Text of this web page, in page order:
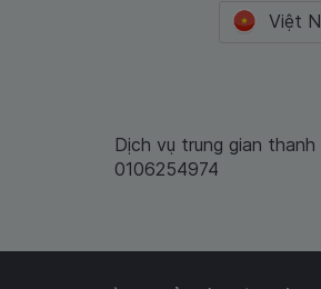
Việt
Dịch vụ trung gian
0106254974